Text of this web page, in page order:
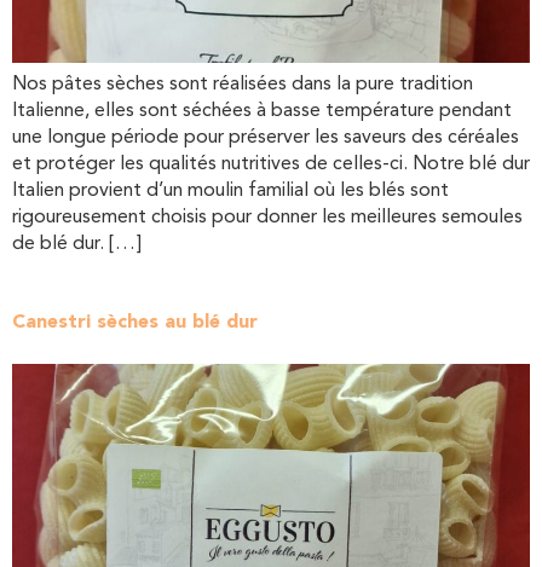
Nos pâtes sèches sont réalisées dans la pure tradition
Italienne, elles sont séchées à basse température pendant
une longue période pour préserver les saveurs des céréales
et protéger les qualités nutritives de celles-ci. Notre blé dur
Italien provient d’un moulin familial où les blés sont
rigoureusement choisis pour donner les meilleures semoules
de blé dur. […]
Canestri sèches au blé dur